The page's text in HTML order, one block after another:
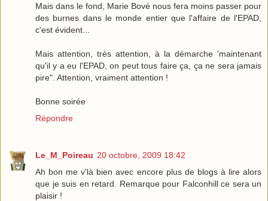
Mais dans le fond, Marie Bové nous fera moins passer pour
des burnes dans le monde entier que l'affaire de l'EPAD,
c'est évident...
Mais attention, très attention, à la démarche 'maintenant
qu'il y a eu l'EPAD, on peut tous faire ça, ça ne sera jamais
pire". Attention, vraiment attention !
Bonne soirée
Répondre
Le_M_Poireau 20 octobre, 2009 18:42
Ah bon me v'là bien avec encore plus de blogs à lire alors
que je suis en retard. Remarque pour Falconhill ce sera un
plaisir !